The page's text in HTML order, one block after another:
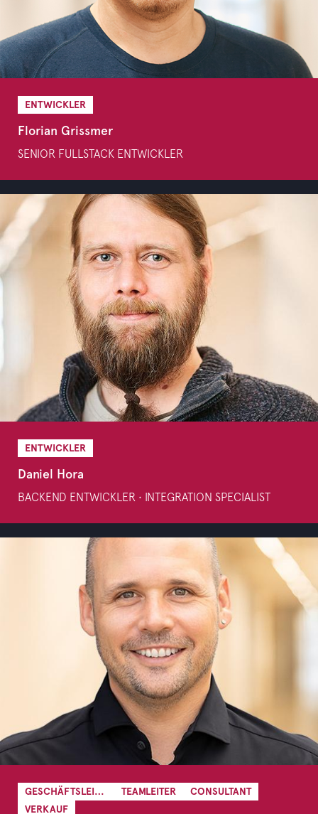
GESCHÄFTSLEITUNG TEAMLEITER
CONSULTANT
VERKAUF
ENTWICKLER
Florian Grissmer
SENIOR FULLSTACK ENTWICKLER
ENTWICKLER
Daniel Hora
BACKEND ENTWICKLER • INTEGRATION SPECIALIST